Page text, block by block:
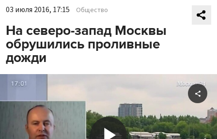
03 июля 2016, 17:15 Общество
На северо-запад Москвы
обрушились проливные
дожди